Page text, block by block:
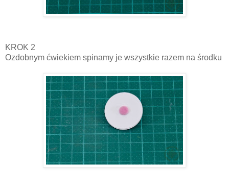
KROK 2
Ozdobnym ćwiekiem spinamy je wszystkie razem na środku